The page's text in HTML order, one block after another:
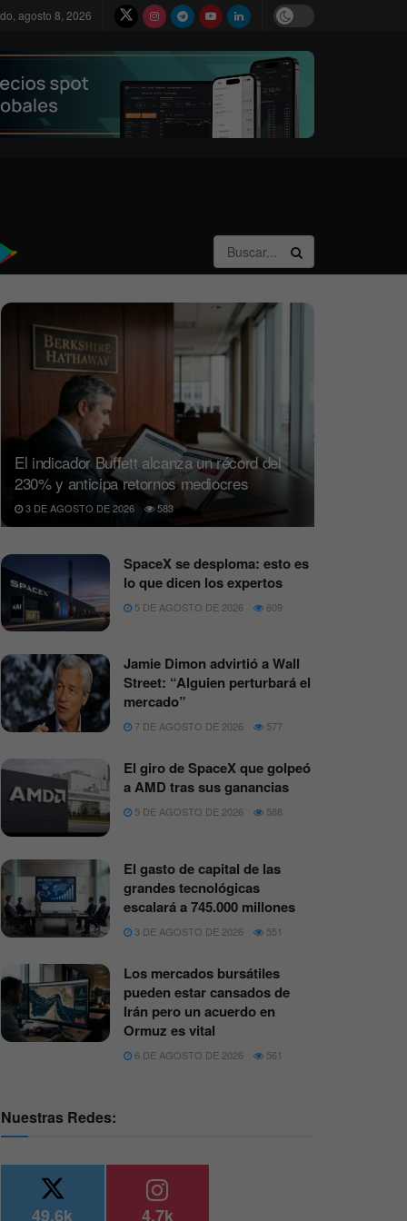
agosto 8, 2026
El indicador Buffett alcanza un récord del
230% y anticipa retornos mediocres
3 DE AGOSTO DE 2026 583
SpaceX se desploma: esto es
lo que dicen los expertos
5 DE AGOSTO DE 2026 609
Jamie Dimon advirtió a Wall
Street: “Alguien perturbará el
mercado”
7 DE AGOSTO DE 2026 577
El giro de SpaceX que golpeó
a AMD tras sus ganancias
5 DE AGOSTO DE 2026 588
El gasto de capital de las
grandes tecnológicas
escalará a 745.000 millones
3 DE AGOSTO DE 2026 551
Los mercados bursátiles
pueden estar cansados de
Irán pero un acuerdo en
Ormuz es vital
6 DE AGOSTO DE 2026 561
Nuestras Redes:
49.6k 4.7k